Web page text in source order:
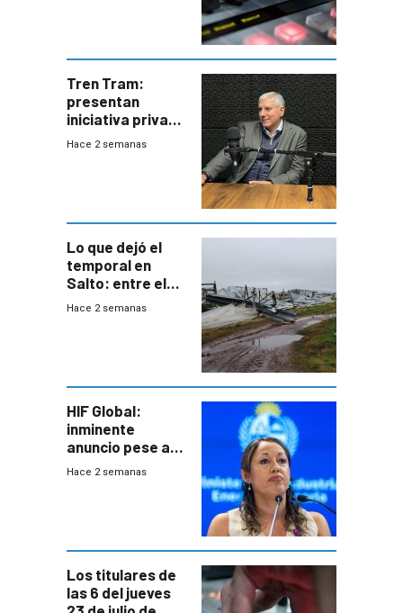
Tren Tram:
presentan
iniciativa privada
para una red de
Hace 2 semanas
Lo que dejó el
temporal en
Salto: entre el
impacto
Hace 2 semanas
HIF Global:
inminente
anuncio pese a
declaración de
gobierno
Hace 2 semanas
Los titulares de
las 6 del jueves